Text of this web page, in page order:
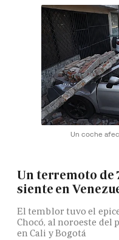
Un coche
Un terremoto de
siente en
El temblor tuvo el
Chocó, al noroeste del
en Cali y Bogotá